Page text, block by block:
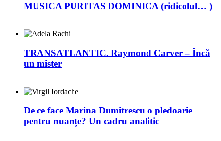
MUSICA PURITAS DOMINICA (ridicolul… )
TRANSATLANTIC. Raymond Carver – Încă
un mister
De ce face Marina Dumitrescu o pledoarie
pentru nuanțe? Un cadru analitic